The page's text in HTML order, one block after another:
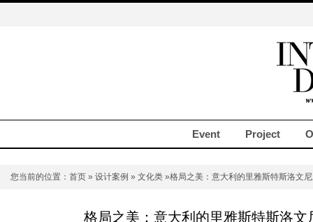
Event Project
您当前的位置： 首页 » 设计案例 » 文化类 »格局之美：意大利的里雅斯特斯洛文
格局之美：意大利的里雅斯特斯洛文